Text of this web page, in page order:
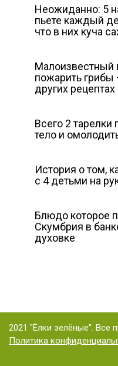
Неожиданно: 5
пьете каждый
что в них куча
Малоизвестный
пожарить
других рецептах
Всего 2 тарелки
тело и
История о том,
с 4 детьми на
Блюдо которое
Скумбрия в
духовке
2021 "Ёлки зелёные". Все
Политика